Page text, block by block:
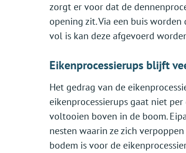
zorgt er voor dat de
opening zit. Via een buis
vol is kan deze afgevoerd
Eikenprocessierups blijft
Het gedrag van de
eikenprocessierups gaat niet
voltooien boven in de boom.
nesten waarin ze zich
bodem is voor de